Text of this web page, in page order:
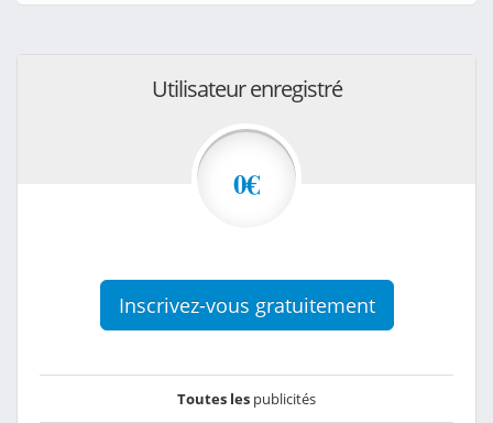
Utilisateur enregistré
0€
Inscrivez-vous gratuitement
Toutes les publicités